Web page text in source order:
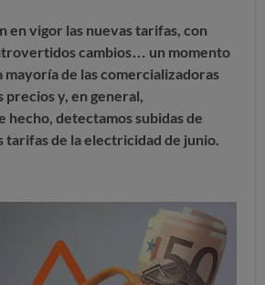
en vigor las nuevas tarifas, con
cambios… un momento
mayoría de las comercializadoras
precios y, en general,
hecho, detectamos subidas de
tarifas de la electricidad de junio.